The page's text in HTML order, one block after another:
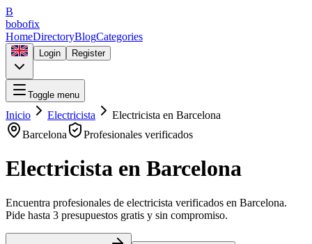
B
bobofix
HomeDirectoryBlogCategories
Login Register
Toggle menu
Inicio Electricista Electricista en Barcelona
Barcelona
Profesionales verificados
Electricista en Barcelona
Encuentra profesionales de electricista verificados en Barcelona.
Pide hasta 3 presupuestos gratis y sin compromiso.